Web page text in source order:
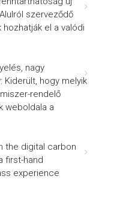
szerveződő
el a valódi
nagy
Kiderült, hogy melyik
rendelő
weboldala a
the digital carbon
first-hand
experience